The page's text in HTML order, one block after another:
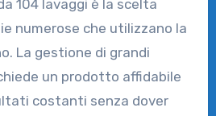
104 lavaggi è la scelta
numerose che utilizzano la
La gestione di grandi
un prodotto affidabile
costanti senza dover